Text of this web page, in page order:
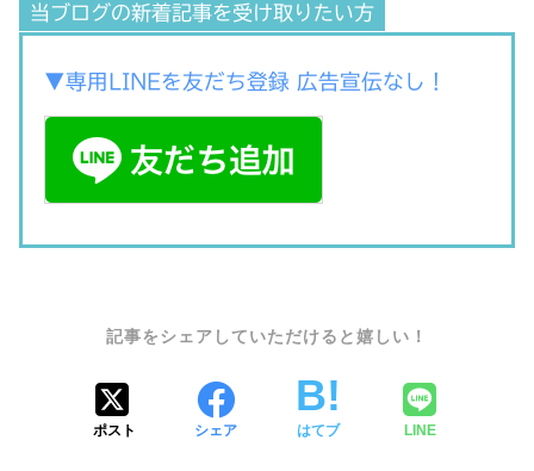
当ブログの新着記事を受け取りたい方
▼専用LINEを友だち登録 広告宣伝なし！
ポスト シェア はてブ LINE